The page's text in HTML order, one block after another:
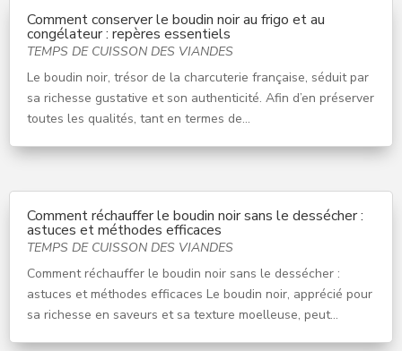
Comment conserver le boudin noir au frigo et au
congélateur : repères essentiels
TEMPS DE CUISSON DES VIANDES
Le boudin noir, trésor de la charcuterie française, séduit par
sa richesse gustative et son authenticité. Afin d’en préserver
toutes les qualités, tant en termes de...
Comment réchauffer le boudin noir sans le dessécher :
astuces et méthodes efficaces
TEMPS DE CUISSON DES VIANDES
Comment réchauffer le boudin noir sans le dessécher :
astuces et méthodes efficaces Le boudin noir, apprécié pour
sa richesse en saveurs et sa texture moelleuse, peut...